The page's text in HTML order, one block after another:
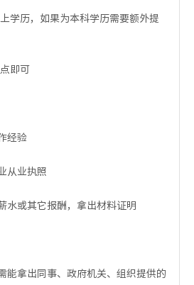
学历，如果为本科学历需要额外提
即可
经验
从业执照
水或其它报酬，拿出材料证明
能拿出同事、政府机关、组织提供的